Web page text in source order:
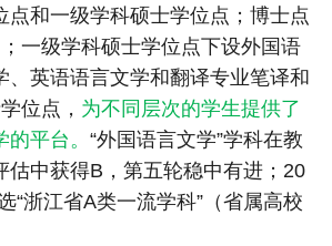
招生政策 学制学费
报名流程
验 招生简章
点和一级学科硕士学位点；博士点
一级学科硕士学位点下设外国语
、英语语言文学和翻译专业笔译和
位点， 为不同层次的学生提供了
的平台。“外国语言文学”学科在教
估中获得B，第五轮稳中有进；20
“浙江省A类一流学科”（省属高校